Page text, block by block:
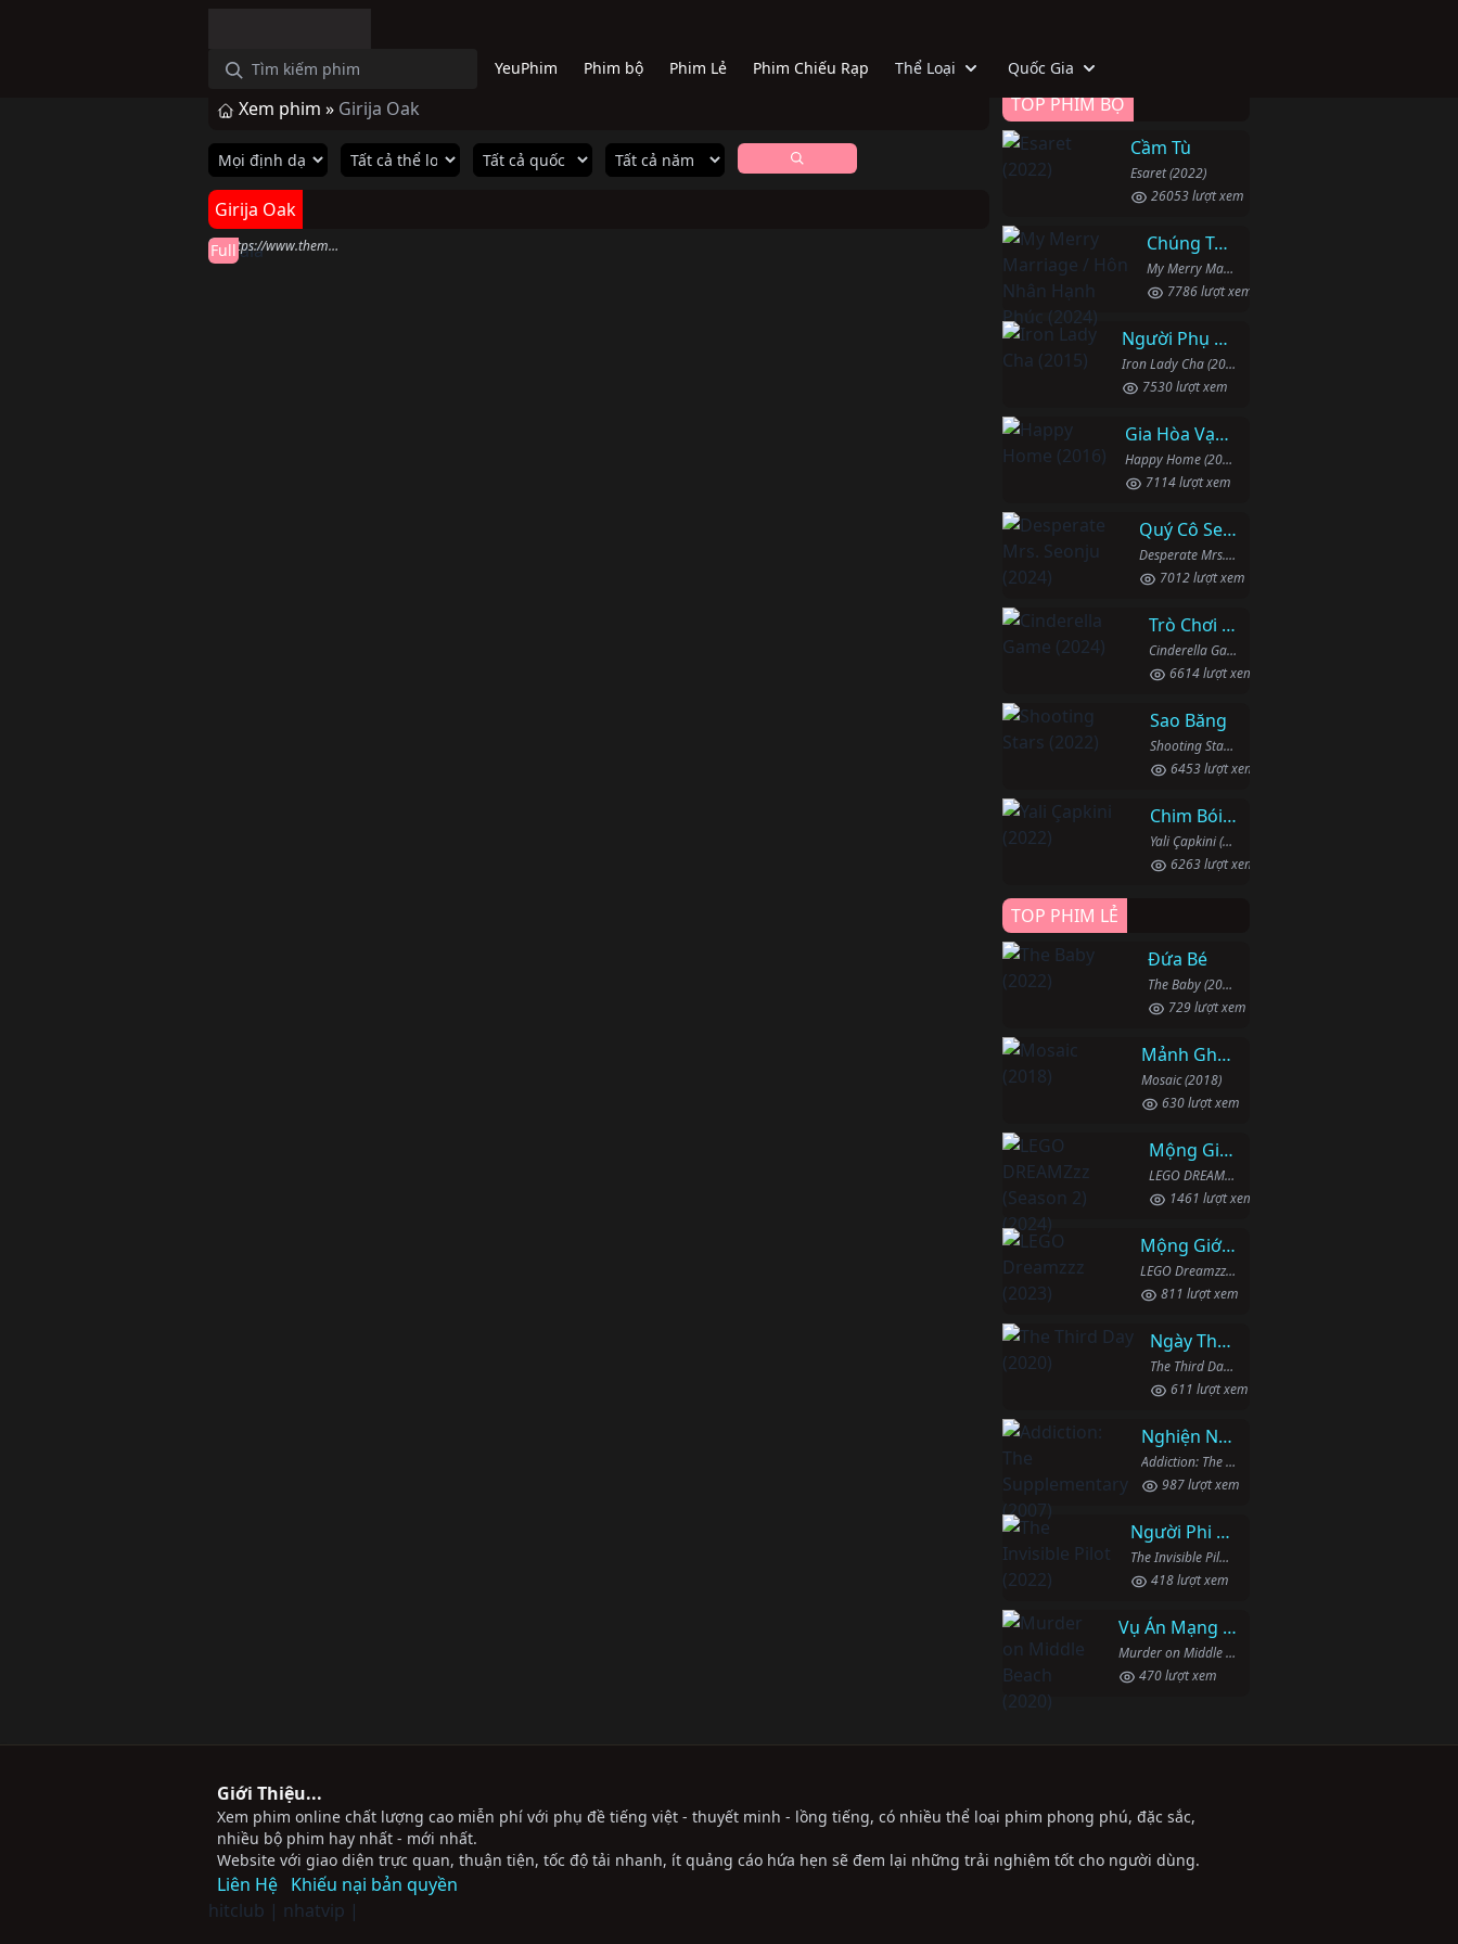
YeuPhim Phim bộ Phim Lẻ Phim Chiếu Rạp Thể Loại Quốc Gia
Xem phim » Girija Oak
Girija Oak
Qala
ahttps://www.themoviedb.org/movie/934419 (2022)
Full
Hoàn thành
TOP PHIM BỘ
Cầm Tù
Esaret (2022)
26053 lượt xem
Chúng Ta Hãy Kết Hôn Nhé
My Merry Marriage / Hôn Nhân Hạnh Phúc (2024)
7786 lượt xem
Người Phụ Nữ Mạnh Mẽ
Iron Lady Cha (2015)
7530 lượt xem
Gia Hòa Vạn Sự Thành
Happy Home (2016)
7114 lượt xem
Quý Cô Seon Ju Phục Thù
Desperate Mrs. Seonju (2024)
7012 lượt xem
Trò Chơi Lọ Lem
Cinderella Game (2024)
6614 lượt xem
Sao Băng
Shooting Stars (2022)
6453 lượt xem
Chim Bói Cá
Yali Çapkini (2022)
6263 lượt xem
TOP PHIM LẺ
Đứa Bé
The Baby (2022)
729 lượt xem
Mảnh Ghép
Mosaic (2018)
630 lượt xem
Mộng Giới (Phần 2)
LEGO DREAMZzz (Season 2) (2024)
1461 lượt xem
Mộng Giới (Phần 1)
LEGO Dreamzzz (2023)
811 lượt xem
Ngày Thứ Ba
The Third Day (2020)
611 lượt xem
Nghiện Ngập: Chuỗi Phim Bổ Trợ
Addiction: The Supplementary (2007)
987 lượt xem
Người Phi Công Vô Hình
The Invisible Pilot (2022)
418 lượt xem
Vụ Án Mạng Trên Đường Middle Beach
Murder on Middle Beach (2020)
470 lượt xem
Giới Thiệu...
Xem phim online chất lượng cao miễn phí với phụ đề tiếng việt - thuyết minh - lồng tiếng, có nhiều thể loại phim phong phú, đặc sắc,
nhiều bộ phim hay nhất - mới nhất.
Website với giao diện trực quan, thuận tiện, tốc độ tải nhanh, ít quảng cáo hứa hẹn sẽ đem lại những trải nghiệm tốt cho người dùng.
Liên Hệ Khiếu nại bản quyền
hitclub | nhatvip |